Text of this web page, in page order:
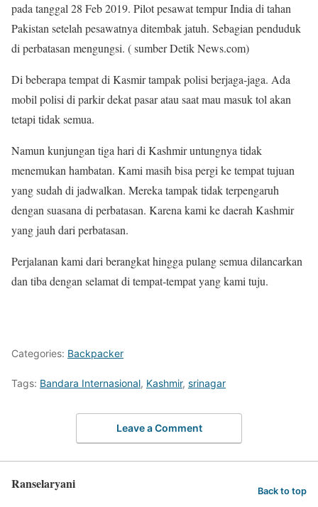
pada tanggal 28 Feb 2019. Pilot pesawat tempur India di tahan
Pakistan setelah pesawatnya ditembak jatuh. Sebagian penduduk
di perbatasan mengungsi. ( sumber Detik News.com)
Di beberapa tempat di Kasmir tampak polisi berjaga-jaga. Ada
mobil polisi di parkir dekat pasar atau saat mau masuk tol akan
tetapi tidak semua.
Namun kunjungan tiga hari di Kashmir untungnya tidak
menemukan hambatan. Kami masih bisa pergi ke tempat tujuan
yang sudah di jadwalkan. Mereka tampak tidak terpengaruh
dengan suasana di perbatasan. Karena kami ke daerah Kashmir
yang jauh dari perbatasan.
Perjalanan kami dari berangkat hingga pulang semua dilancarkan
dan tiba dengan selamat di tempat-tempat yang kami tuju.
Categories: Backpacker
Tags: Bandara Internasional, Kashmir, srinagar
Leave a Comment
Ranselaryani Back to top